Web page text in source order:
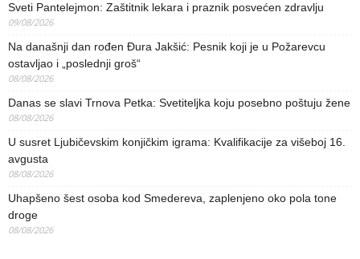
Sveti Pantelejmon: Zaštitnik lekara i praznik posvećen zdravlju
09/08/2026
Na današnji dan rođen Đura Jakšić: Pesnik koji je u Požarevcu
ostavljao i „poslednji groš“
08/08/2026
Danas se slavi Trnova Petka: Svetiteljka koju posebno poštuju žene
08/08/2026
U susret Ljubičevskim konjičkim igrama: Kvalifikacije za višeboj 16.
avgusta
08/08/2026
Uhapšeno šest osoba kod Smedereva, zaplenjeno oko pola tone
droge
08/08/2026